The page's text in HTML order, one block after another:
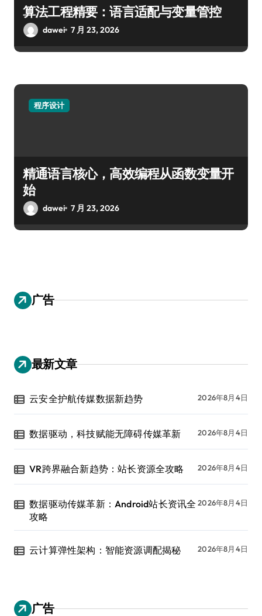
算法工程精要：语言适配与变量管控
dawei 7 月 23, 2026
程序设计
精通语言核心，高效编程从函数变量开
始
dawei 7 月 23, 2026
广告
最新文章
云安全护航传媒数据新趋势 2026年8月4日
数据驱动，科技赋能无障碍传媒革新 2026年8月4日
VR跨界融合新趋势：站长资源全攻略 2026年8月4日
数据驱动传媒革新：Android站长资讯全
攻略
2026年8月4日
云计算弹性架构：智能资源调配揭秘 2026年8月4日
广告